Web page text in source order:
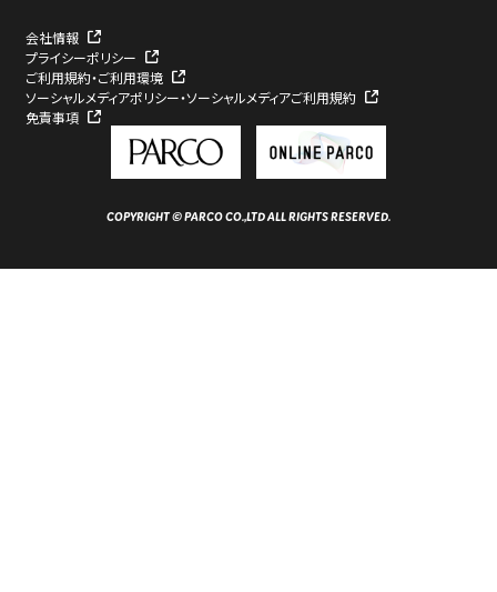
会社情報
プライシーポリシー
ご利用規約・ご利用環境
ソーシャルメディアポリシー・ソーシャルメディアご利用規約
免責事項
COPYRIGHT © PARCO CO.,LTD ALL RIGHTS RESERVED.